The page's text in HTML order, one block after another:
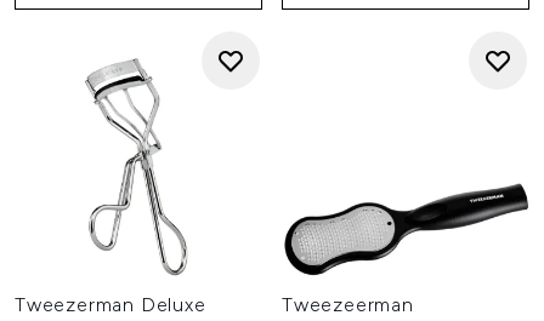
Tweezerman Deluxe
Tweezeerman